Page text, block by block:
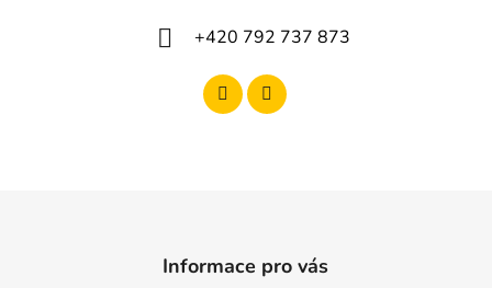
+420 792 737 873
Informace pro vás